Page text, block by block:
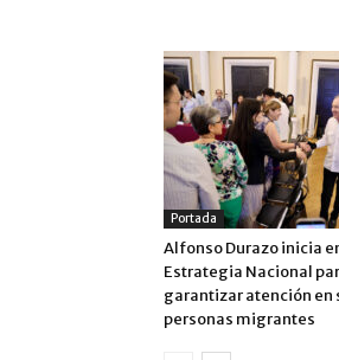
Portada
Alfonso Durazo inicia
Estrategia Nacional
garantizar atención en
personas migrantes